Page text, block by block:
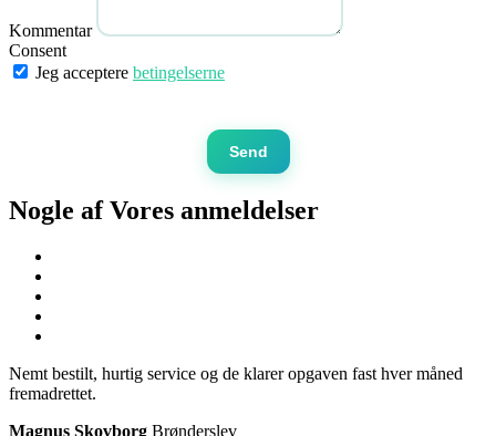
Kommentar
Consent
Jeg acceptere betingelserne
Send
Nogle af Vores anmeldelser
Nemt bestilt, hurtig service og de klarer opgaven fast hver måned
fremadrettet.
Magnus Skovborg Brønderslev